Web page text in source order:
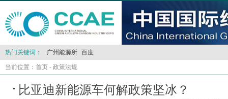
热门关键词： 广州能源所 百度
当前位置： 首页 - 政策法规
比亚迪新能源车何解政策坚冰？